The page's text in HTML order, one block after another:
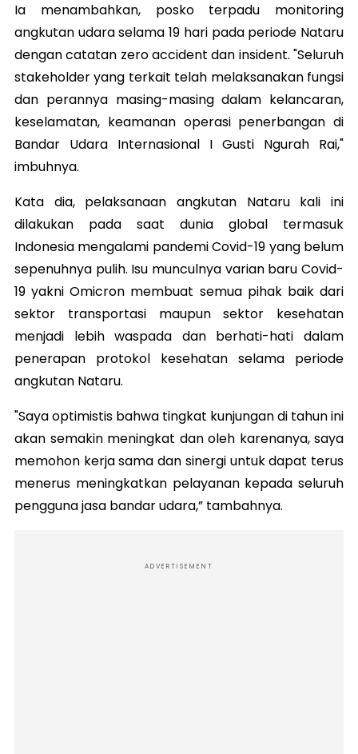
Ia menambahkan, posko terpadu monitoring
angkutan udara selama 19 hari pada periode Nataru
dengan catatan zero accident dan insident. "Seluruh
stakeholder yang terkait telah melaksanakan fungsi
dan perannya masing-masing dalam kelancaran,
keselamatan, keamanan operasi penerbangan di
Bandar Udara Internasional I Gusti Ngurah Rai,"
imbuhnya.
Kata dia, pelaksanaan angkutan Nataru kali ini
dilakukan pada saat dunia global termasuk
Indonesia mengalami pandemi Covid-19 yang belum
sepenuhnya pulih. Isu munculnya varian baru Covid-
19 yakni Omicron membuat semua pihak baik dari
sektor transportasi maupun sektor kesehatan
menjadi lebih waspada dan berhati-hati dalam
penerapan protokol kesehatan selama periode
angkutan Nataru.
"Saya optimistis bahwa tingkat kunjungan di tahun ini
akan semakin meningkat dan oleh karenanya, saya
memohon kerja sama dan sinergi untuk dapat terus
menerus meningkatkan pelayanan kepada seluruh
pengguna jasa bandar udara,” tambahnya.
ADVERTISEMENT